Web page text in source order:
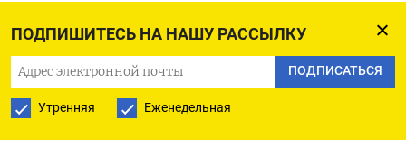
ПОДПИШИТЕСЬ НА НАШУ РАССЫЛКУ
ПОДПИСАТЬСЯ
Утренняя Еженедельная
полномасштабного вторжения России не
получают нужную военную технику вовремя,
из-за чего возникают проблемы.
Он напомнил, что бывший главком ВСУ генерал